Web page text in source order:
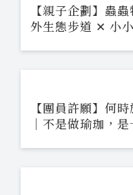
【親子企劃】蟲
外生態步道 ✕ 小
【團員許願】何
｜不是做瑜珈，是